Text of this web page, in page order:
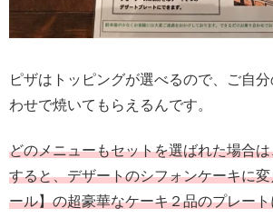
ピザはトッピングが選べるので、ご自
わせで焼いてもらえるんです。
どのメニューもセットを選ばれた場合
すると、デザートのシフォンケーキに
ール】の超豪華なケーキ２品のプレー